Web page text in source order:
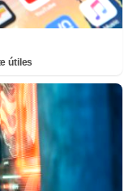
útiles